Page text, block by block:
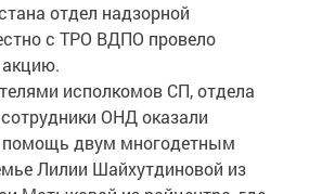
отдел надзорной
с ТРО ВДПО провело
акцию.
исполкомов СП, отдела
ОНД оказали
помощь двум многодетным
Лилии Шайхутдиновой из